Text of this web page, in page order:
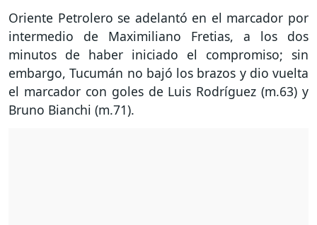
Oriente Petrolero se adelantó en el marcador por
intermedio de Maximiliano Fretias, a los dos
minutos de haber iniciado el compromiso; sin
embargo, Tucumán no bajó los brazos y dio vuelta
el marcador con goles de Luis Rodríguez (m.63) y
Bruno Bianchi (m.71).